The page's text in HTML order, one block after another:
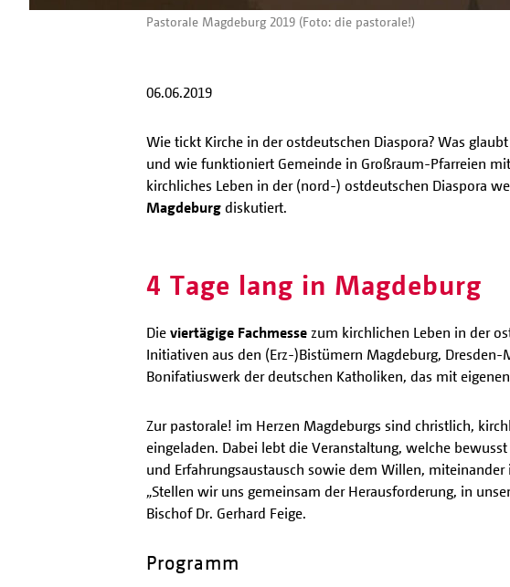
Pastorale Magdeburg 2019 (Foto: die pastorale!)
06.06.2019
Wie tickt Kirche in der ostdeutschen Diaspora? Was
und wie funktioniert Gemeinde in Großraum-Pfarreien
kirchliches Leben in der (nord-) ostdeutschen Diaspora
Magdeburg diskutiert.
4 Tage lang in Magdeburg
Die viertägige Fachmesse zum kirchlichen Leben in der
Initiativen aus den (Erz-)Bistümern Magdeburg,
Bonifatiuswerk der deutschen Katholiken, das mit
Zur pastorale! im Herzen Magdeburgs sind christlich,
eingeladen. Dabei lebt die Veranstaltung, welche
und Erfahrungsaustausch sowie dem Willen,
„Stellen wir uns gemeinsam der Herausforderung, in
Bischof Dr. Gerhard Feige.
Programm